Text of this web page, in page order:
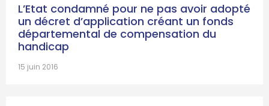
L’Etat condamné pour ne pas avoir adopté
un décret d’application créant un fonds
départemental de compensation du
handicap
15 juin 2016